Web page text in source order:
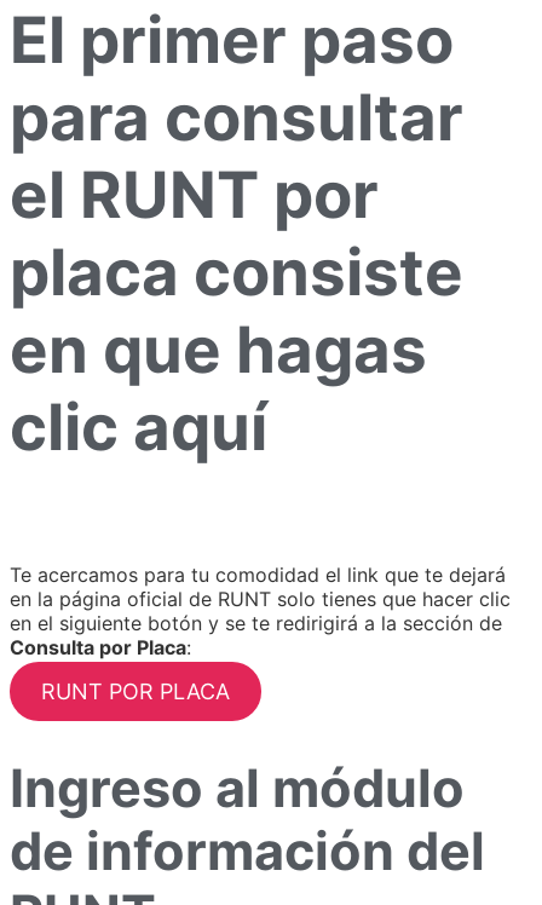
El primer paso
para consultar
el RUNT por
placa consiste
en que hagas
clic aquí
Te acercamos para tu comodidad el link que te dejará
en la página oficial de RUNT solo tienes que hacer clic
en el siguiente botón y se te redirigirá a la sección de
Consulta por Placa:
RUNT POR PLACA
Ingreso al módulo
de información del